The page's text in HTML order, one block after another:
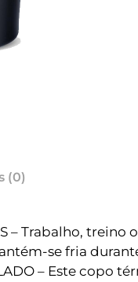
(0)
– Trabalho,
se fria
– Este